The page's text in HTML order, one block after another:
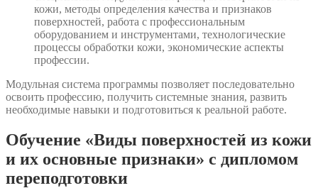
кожи, методы определения качества и признаков
поверхностей, работа с профессиональным
оборудованием и инструментами, технологические
процессы обработки кожи, экономические аспекты
профессии.
Модульная система программы позволяет последовательно
освоить профессию, получить системные знания, развить
необходимые навыки и подготовиться к реальной работе.
Обучение «Виды поверхностей из кожи
и их основные признаки» с дипломом
переподготовки